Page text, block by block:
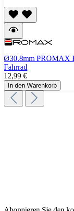
Ø30.8mm PROMAX
Fahrrad
12,99 €
In den Warenkorb